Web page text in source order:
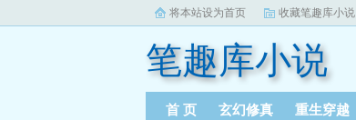
将本站设为首页 收藏笔趣库小说
笔趣库小说
首 页 玄幻修真 重生穿越